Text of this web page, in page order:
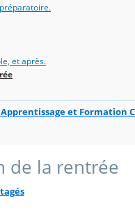
et après.
et Formation
de la rentrée